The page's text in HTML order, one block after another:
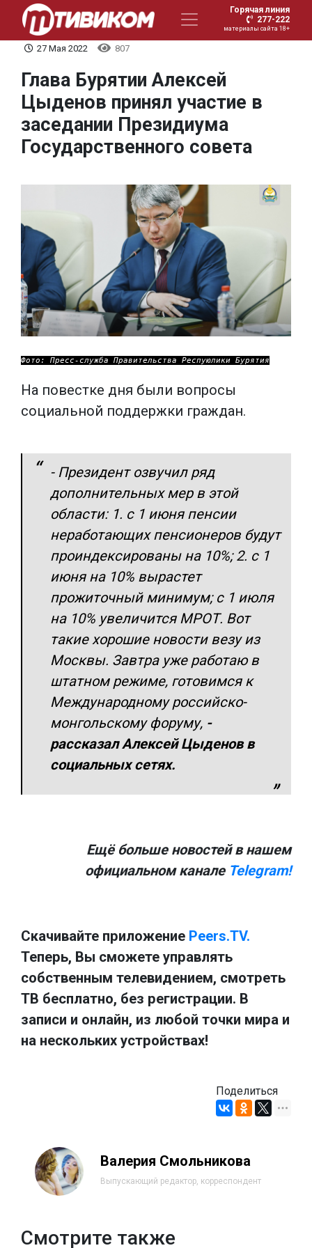
Горячая линия
277-222
материалы сайта 18+
27 Мая 2022 807
Глава Бурятии Алексей
Цыденов принял участие в
заседании Президиума
Государственного совета
Фото: Пресс-служба Правительства Респуюлики Бурятия
На повестке дня были вопросы
социальной поддержки граждан.
- Президент озвучил ряд
дополнительных мер в этой
области: 1. с 1 июня пенсии
неработающих пенсионеров будут
проиндексированы на 10%; 2. с 1
июня на 10% вырастет
прожиточный минимум; с 1 июля
на 10% увеличится МРОТ. Вот
такие хорошие новости везу из
Москвы. Завтра уже работаю в
штатном режиме, готовимся к
Международному российско-
монгольскому форуму, -
рассказал Алексей Цыденов в
социальных сетях.
Ещё больше новостей в нашем
официальном канале Telegram!
Скачивайте приложение Peers.TV.
Теперь, Вы сможете управлять
собственным телевидением, смотреть
ТВ бесплатно, без регистрации. В
записи и онлайн, из любой точки мира и
на нескольких устройствах!
Поделиться
Валерия Смольникова
Выпускающий редактор, корреспондент
Смотрите также